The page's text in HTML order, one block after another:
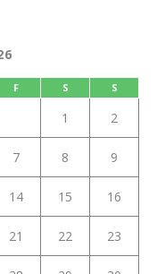
F S S
1 2
7 8 9
14 15 16
21 22 23